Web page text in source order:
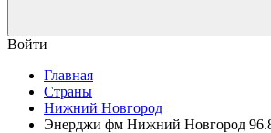
Войти
Главная
Страны
Нижний Новгород
Энерджи фм Нижний Новгород